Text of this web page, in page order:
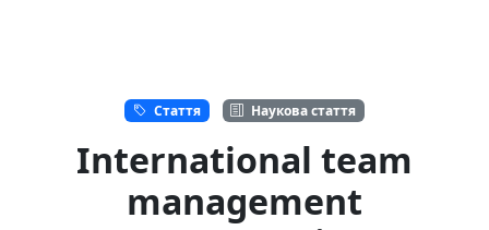
Стаття Наукова стаття
International team
management